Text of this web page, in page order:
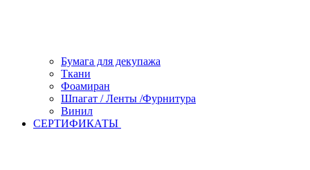
Бумага для декупажа
Ткани
Фоамиран
Шпагат / Ленты /Фурнитура
Винил
СЕРТИФИКАТЫ